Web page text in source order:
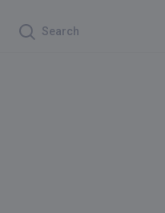
Search